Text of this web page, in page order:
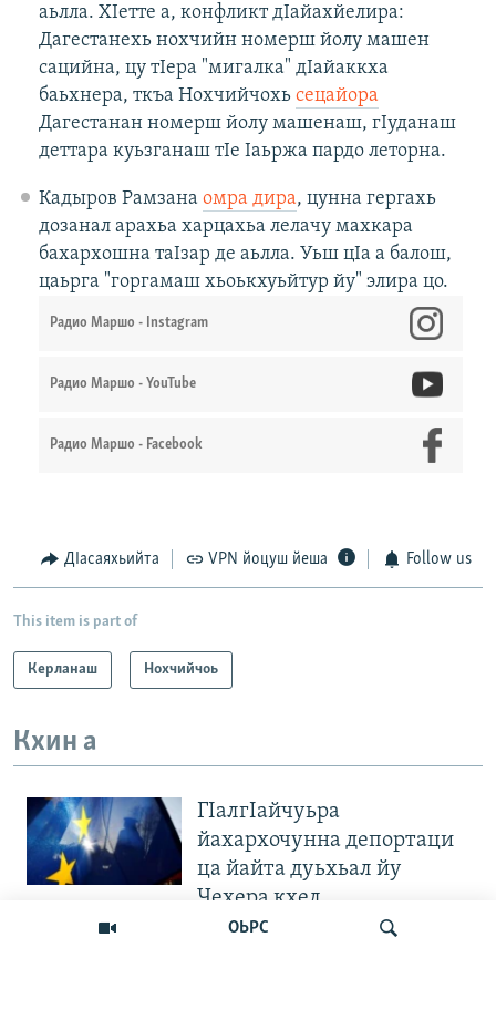
ОЬРС
аьлла. ХIетте а, конфликт дIайахйелира:
Дагестанехь нохчийн номерш йолу машен
сацийна, цу тIера "мигалка" дIайаккха
баьхнера, ткъа Нохчийчохь сецайора
Дагестанан номерш йолу машенаш, гIуданаш
деттара куьзганаш тIе Iаьржа пардо леторна.
Кадыров Рамзана омра дира, цунна гергахь
дозанал арахьа харцахьа лелачу махкара
бахархошна таIзар де аьлла. Уьш цIа а балош,
цаьрга "горгамаш хьоькхуьйтур йу" элира цо.
Радио Маршо - Instagram
Радио Маршо - YouTube
Радио Маршо - Facebook
ДIасаяхьийта VPN йоцуш йеша Follow us
This item is part of
Керланаш Нохчийчоь
Кхин а
ГIалгIайчуьра
йахархочунна депортаци
ца йайта дуьхьал йу
Чехера кхел